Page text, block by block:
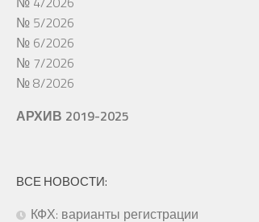
№ 5/2026
№ 6/2026
№ 7/2026
№ 8/2026
АРХИВ 2019-2025
ВСЕ НОВОСТИ:
КФХ: варианты регистрации